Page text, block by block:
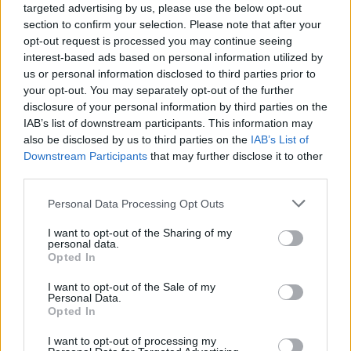
targeted advertising by us, please use the below opt-out
section to confirm your selection. Please note that after your
opt-out request is processed you may continue seeing
interest-based ads based on personal information utilized by
us or personal information disclosed to third parties prior to
your opt-out. You may separately opt-out of the further
disclosure of your personal information by third parties on the
IAB’s list of downstream participants. This information may
also be disclosed by us to third parties on the IAB’s List of
Downstream Participants that may further disclose it to other
Personal Data Processing Opt Outs
I want to opt-out of the Sharing of my
personal data.
Opted In
I want to opt-out of the Sale of my
Personal Data.
Opted In
I want to opt-out of processing my
Πράγματι, ένα τεράστιο πάρτι.
Τι θυσίασες στα χρόνια της επιτυχίας;
Σίγουρα χρειάστηκε να θυσιάσω πολλά πράγματα
λόγω επιτυχίας. Είναι το διάστημα που τρέχεις
αδιάκοπα σε εκπομπές τηλεοπτικές, πρωινές,
βραδινές, φωτογραφήσεις , ραδιοφωνικές
συνεντεύξεις, εμφανίσεις κάθε βράδυ στο μαγαζί,
στούντιο για νέες ηχογραφήσεις και παρουσία στα
κοσμικά. Καμιά φορά, το 24ωρο δεν αρκούσε. Οπότε
δεν υπήρχε χρόνος ούτε για να φάω. Για πολλές
υπήρχαν. Όσο και να ήθελα να ξεκουραστώ, δεν
μπορούσα. Είχα όμως ενθουσιασμό για όλο αυτό
που μου συνέβαινε. Το αγαπούσα. Δεν με ένοιαζε
και τόσο. Το χαιρόμουν και ζούσα με όλο μου το